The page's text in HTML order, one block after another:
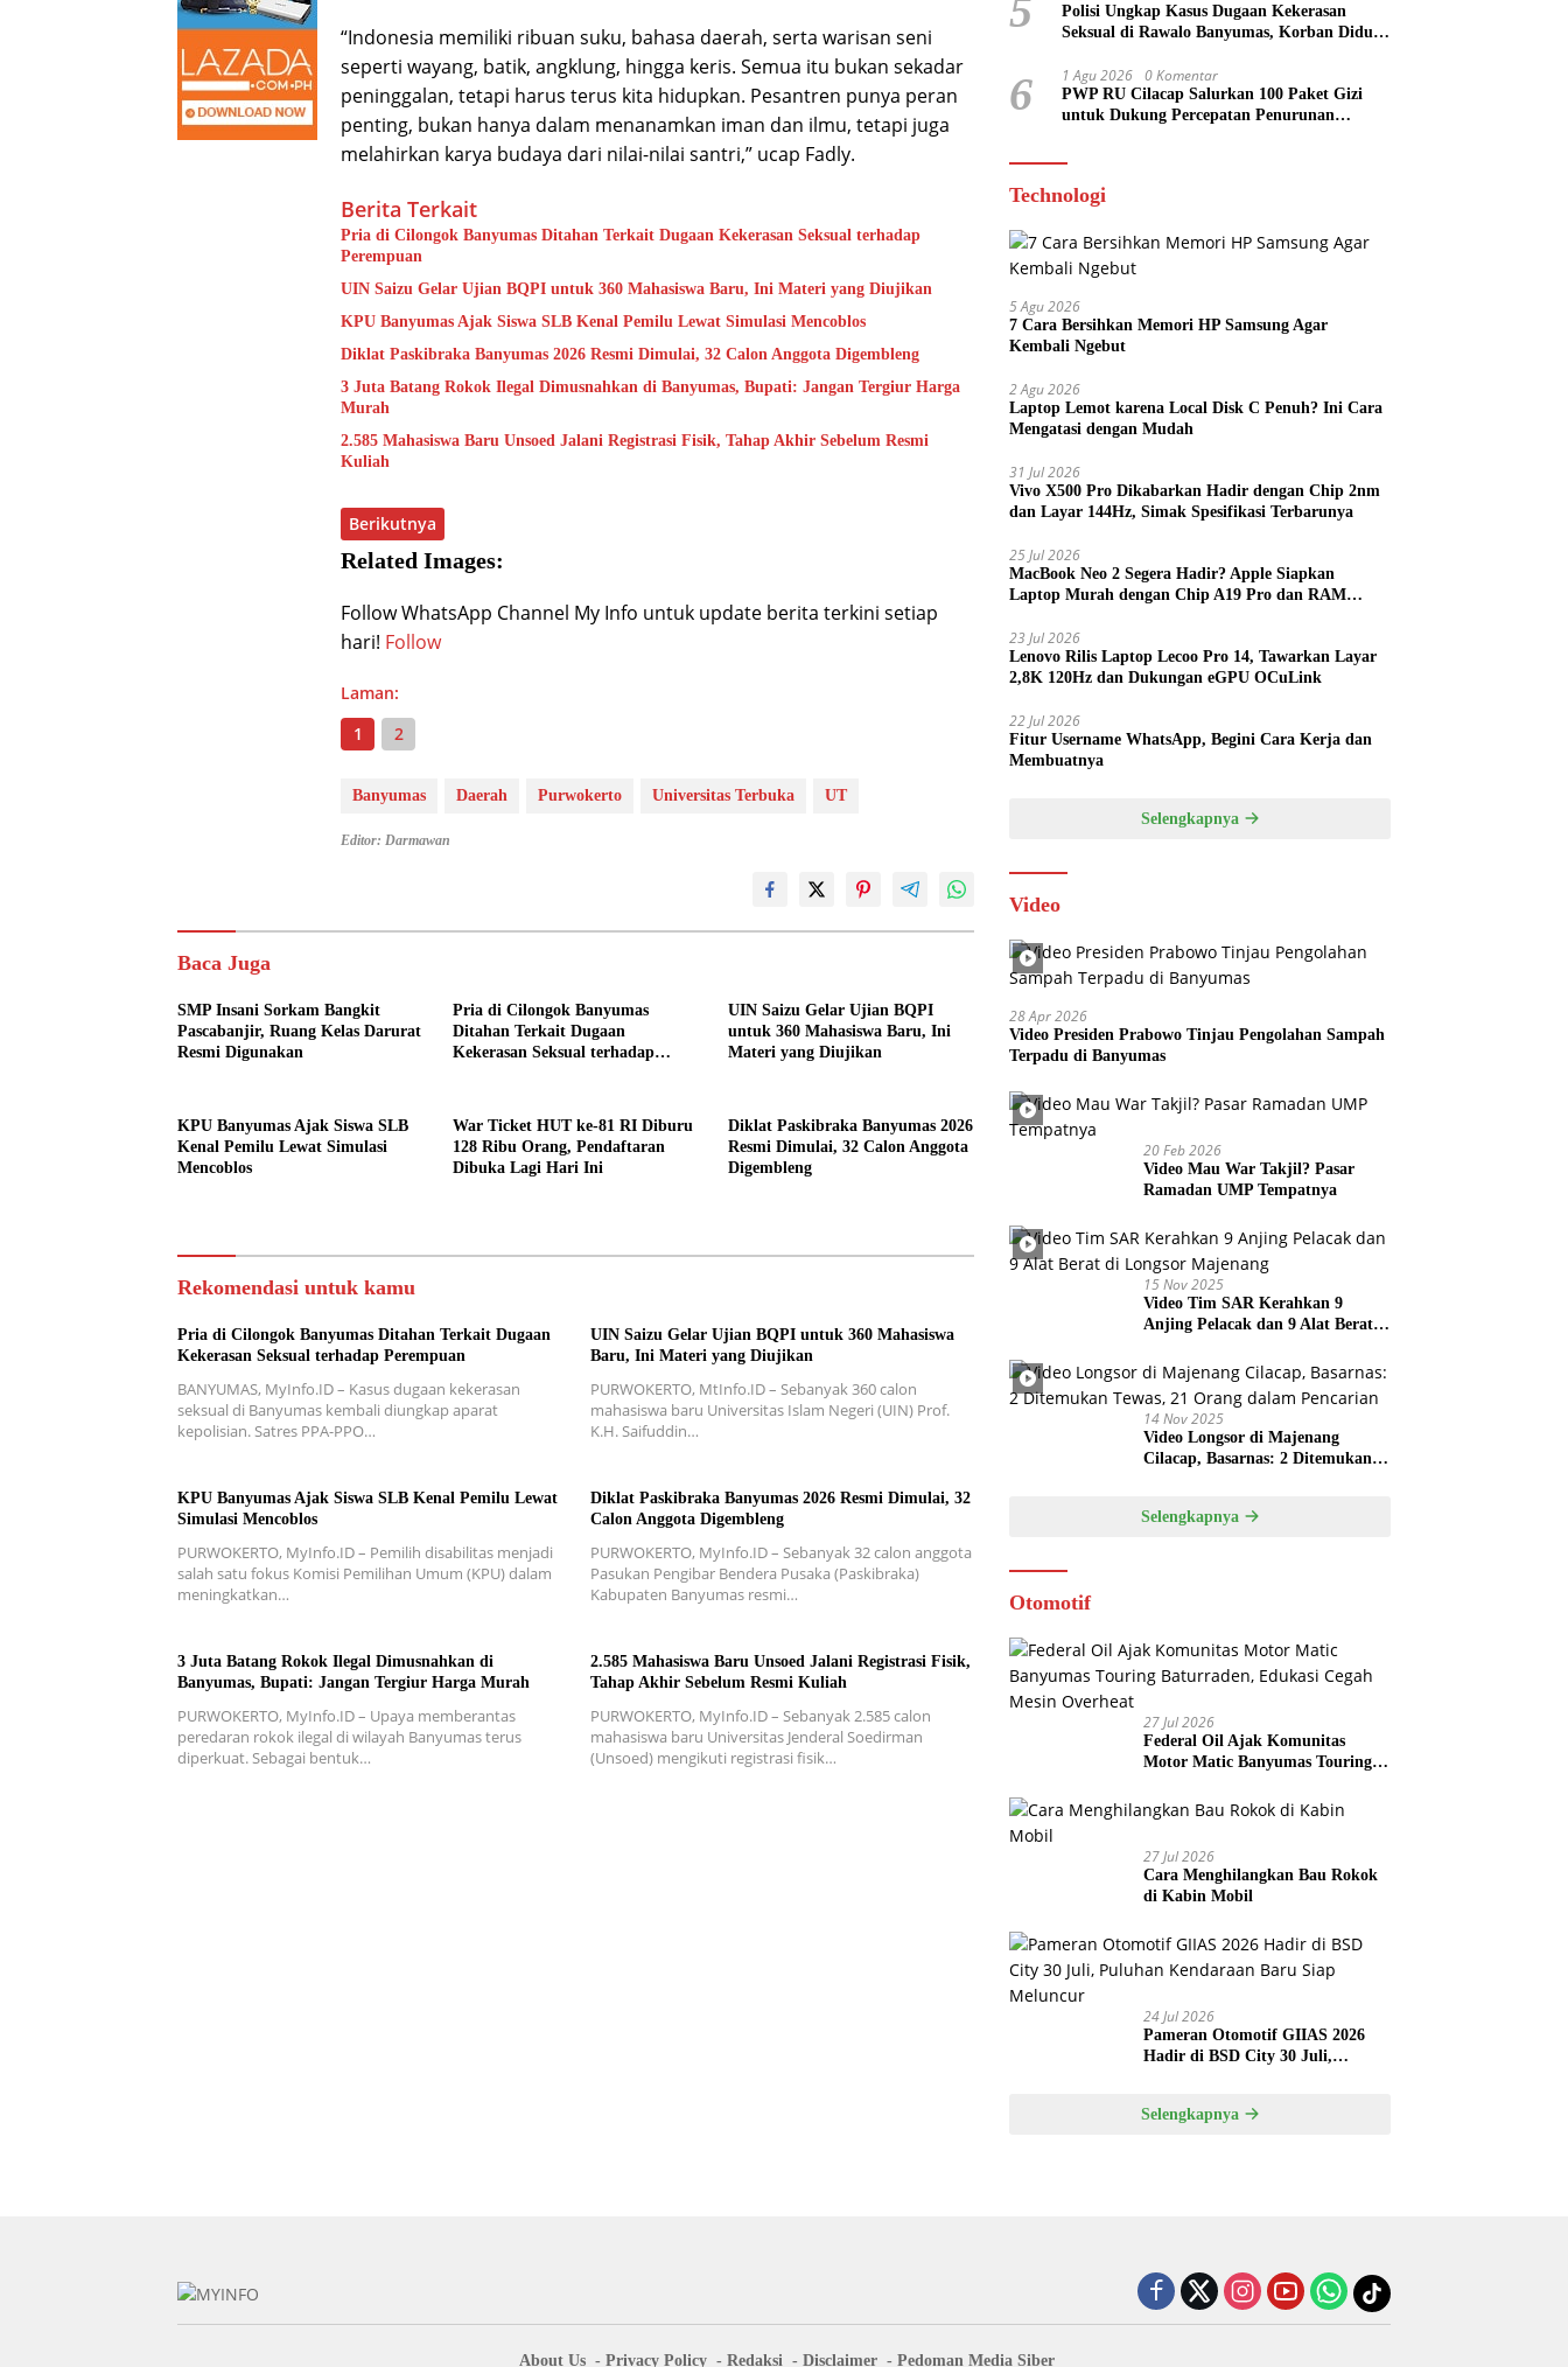
“Indonesia memiliki ribuan suku, bahasa daerah, serta warisan seni
seperti wayang, batik, angklung, hingga keris. Semua itu bukan sekadar
peninggalan, tetapi harus terus kita hidupkan. Pesantren punya peran
penting, bukan hanya dalam menanamkan iman dan ilmu, tetapi juga
melahirkan karya budaya dari nilai-nilai santri,” ucap Fadly.
Berita Terkait
Pria di Cilongok Banyumas Ditahan Terkait Dugaan Kekerasan Seksual terhadap
Perempuan
UIN Saizu Gelar Ujian BQPI untuk 360 Mahasiswa Baru, Ini Materi yang Diujikan
KPU Banyumas Ajak Siswa SLB Kenal Pemilu Lewat Simulasi Mencoblos
Diklat Paskibraka Banyumas 2026 Resmi Dimulai, 32 Calon Anggota Digembleng
3 Juta Batang Rokok Ilegal Dimusnahkan di Banyumas, Bupati: Jangan Tergiur Harga
Murah
2.585 Mahasiswa Baru Unsoed Jalani Registrasi Fisik, Tahap Akhir Sebelum Resmi
Kuliah
Berikutnya
Related Images:
Follow WhatsApp Channel My Info untuk update berita terkini setiap
hari! Follow
Laman:
1
2
Banyumas Daerah Purwokerto Universitas Terbuka UT
Editor: Darmawan
Baca Juga
SMP Insani Sorkam Bangkit
Pascabanjir, Ruang Kelas Darurat
Resmi Digunakan
Pria di Cilongok Banyumas
Ditahan Terkait Dugaan
Kekerasan Seksual terhadap
UIN Saizu Gelar Ujian BQPI
untuk 360 Mahasiswa Baru, Ini
Materi yang Diujikan
KPU Banyumas Ajak Siswa SLB
Kenal Pemilu Lewat Simulasi
Mencoblos
War Ticket HUT ke-81 RI Diburu
128 Ribu Orang, Pendaftaran
Dibuka Lagi Hari Ini
Diklat Paskibraka Banyumas 2026
Resmi Dimulai, 32 Calon Anggota
Digembleng
Rekomendasi untuk kamu
Pria di Cilongok Banyumas Ditahan Terkait Dugaan
Kekerasan Seksual terhadap Perempuan
BANYUMAS, MyInfo.ID – Kasus dugaan kekerasan
seksual di Banyumas kembali diungkap aparat
kepolisian. Satres PPA-PPO…
UIN Saizu Gelar Ujian BQPI untuk 360 Mahasiswa
Baru, Ini Materi yang Diujikan
PURWOKERTO, MtInfo.ID – Sebanyak 360 calon
mahasiswa baru Universitas Islam Negeri (UIN) Prof.
K.H. Saifuddin…
KPU Banyumas Ajak Siswa SLB Kenal Pemilu Lewat
Simulasi Mencoblos
PURWOKERTO, MyInfo.ID – Pemilih disabilitas menjadi
salah satu fokus Komisi Pemilihan Umum (KPU) dalam
meningkatkan…
Diklat Paskibraka Banyumas 2026 Resmi Dimulai, 32
Calon Anggota Digembleng
PURWOKERTO, MyInfo.ID – Sebanyak 32 calon anggota
Pasukan Pengibar Bendera Pusaka (Paskibraka)
Kabupaten Banyumas resmi…
3 Juta Batang Rokok Ilegal Dimusnahkan di
Banyumas, Bupati: Jangan Tergiur Harga Murah
PURWOKERTO, MyInfo.ID – Upaya memberantas
peredaran rokok ilegal di wilayah Banyumas terus
diperkuat. Sebagai bentuk…
2.585 Mahasiswa Baru Unsoed Jalani Registrasi Fisik,
Tahap Akhir Sebelum Resmi Kuliah
PURWOKERTO, MyInfo.ID – Sebanyak 2.585 calon
mahasiswa baru Universitas Jenderal Soedirman
(Unsoed) mengikuti registrasi fisik…
5
Polisi Ungkap Kasus Dugaan Kekerasan
Seksual di Rawalo Banyumas, Korban Diduga
6 1 Agu 2026 0 Komentar
PWP RU Cilacap Salurkan 100 Paket Gizi
untuk Dukung Percepatan Penurunan
Technologi
5 Agu 2026
7 Cara Bersihkan Memori HP Samsung Agar
Kembali Ngebut
2 Agu 2026
Laptop Lemot karena Local Disk C Penuh? Ini Cara
Mengatasi dengan Mudah
31 Jul 2026
Vivo X500 Pro Dikabarkan Hadir dengan Chip 2nm
dan Layar 144Hz, Simak Spesifikasi Terbarunya
25 Jul 2026
MacBook Neo 2 Segera Hadir? Apple Siapkan
Laptop Murah dengan Chip A19 Pro dan RAM
23 Jul 2026
Lenovo Rilis Laptop Lecoo Pro 14, Tawarkan Layar
2,8K 120Hz dan Dukungan eGPU OCuLink
22 Jul 2026
Fitur Username WhatsApp, Begini Cara Kerja dan
Membuatnya
Selengkapnya
Video
28 Apr 2026
Video Presiden Prabowo Tinjau Pengolahan Sampah
Terpadu di Banyumas
20 Feb 2026
Video Mau War Takjil? Pasar
Ramadan UMP Tempatnya
15 Nov 2025
Video Tim SAR Kerahkan 9
Anjing Pelacak dan 9 Alat Berat
14 Nov 2025
Video Longsor di Majenang
Cilacap, Basarnas: 2 Ditemukan
Selengkapnya
Otomotif
27 Jul 2026
Federal Oil Ajak Komunitas
Motor Matic Banyumas Touring
Overheat
27 Jul 2026
Cara Menghilangkan Bau Rokok
di Kabin Mobil
24 Jul 2026
Pameran Otomotif GIIAS 2026
Hadir di BSD City 30 Juli,
Selengkapnya
About Us Privacy Policy Redaksi Disclaimer Pedoman Media Siber